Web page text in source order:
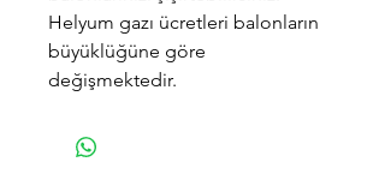
Helyum gazı ücretleri balonların
büyüklüğüne göre
değişmektedir.